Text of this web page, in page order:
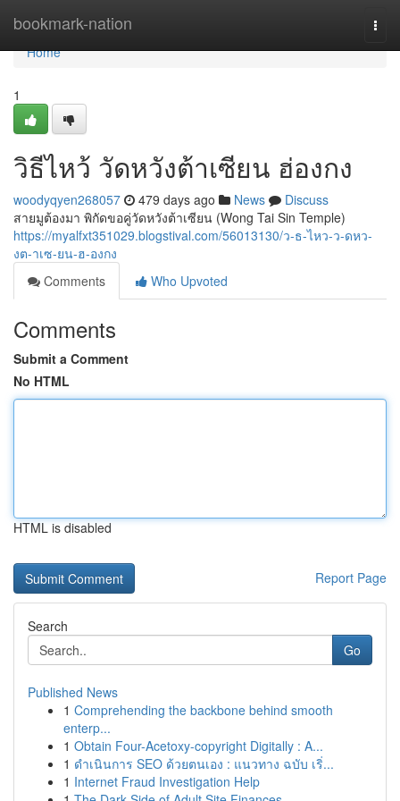
bookmark-nation
Home
Home
1
วิธีไหว้ วัดหวังต้าเซียน ฮ่องกง
woodyqyen268057 479 days ago News
Discuss
สายมูต้องมา พิกัดขอคู่วัดหวังต้าเซียน (Wong Tai Sin Temple)
https://myalfxt351029.blogstival.com/56013130/ว-ธ-ไหว-ว-ดหว-
งต-าเซ-ยน-ฮ-องกง
Comments
Who Upvoted
Comments
Submit a Comment
No HTML
HTML is disabled
Report Page
Search
Go
Published News
1 Comprehending the backbone behind smooth
enterp...
1 Obtain Four-Acetoxy-copyright Digitally : A...
1 ดำเนินการ SEO ด้วยตนเอง : แนวทาง ฉบับ เริ่...
1 Internet Fraud Investigation Help